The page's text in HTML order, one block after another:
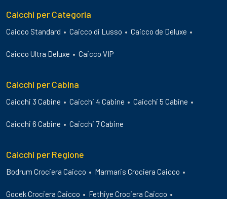
Caicchi per Categoria
Caicco Standard Caicco di Lusso Caicco de Deluxe
Caicco Ultra Deluxe Caicco VIP
Caicchi per Cabina
Caicchi 3 Cabine Caicchi 4 Cabine Caicchi 5 Cabine
Caicchi 6 Cabine Caicchi 7 Cabine
Caicchi per Regione
Bodrum Crociera Caicco Marmaris Crociera Caicco
Gocek Crociera Caicco Fethiye Crociera Caicco